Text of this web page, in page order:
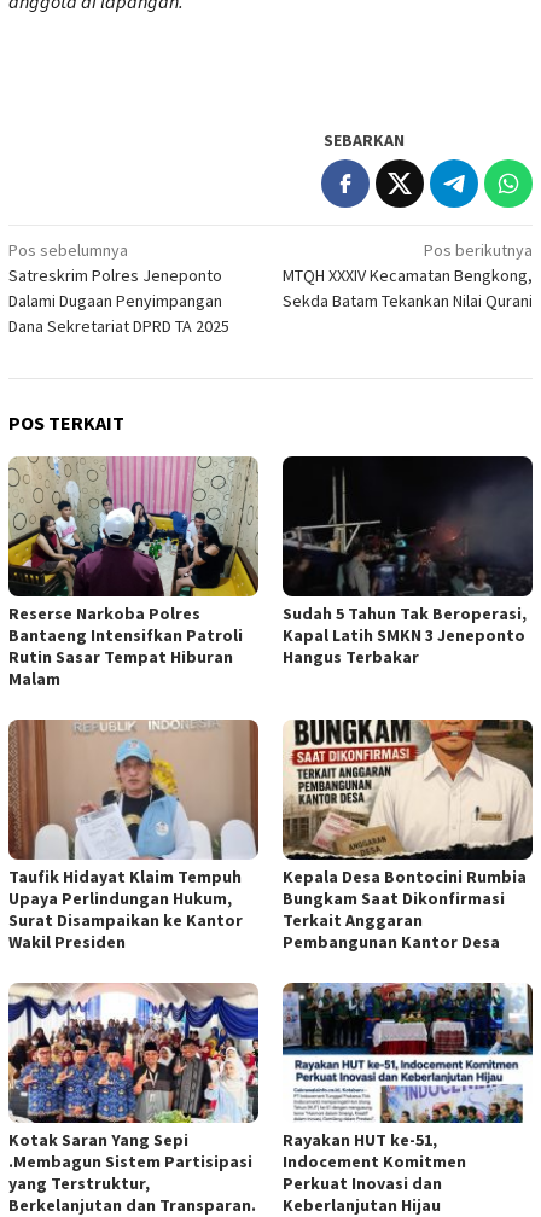
SEBARKAN
Navigasi
pos
Pos sebelumnya
Satreskrim Polres Jeneponto
Dalami Dugaan Penyimpangan
Dana Sekretariat DPRD TA 2025
Pos berikutnya
MTQH XXXIV Kecamatan Bengkong,
Sekda Batam Tekankan Nilai Qurani
POS TERKAIT
Reserse Narkoba Polres
Bantaeng Intensifkan Patroli
Rutin Sasar Tempat Hiburan
Malam
Sudah 5 Tahun Tak Beroperasi,
Kapal Latih SMKN 3 Jeneponto
Hangus Terbakar
Taufik Hidayat Klaim Tempuh
Upaya Perlindungan Hukum,
Surat Disampaikan ke Kantor
Wakil Presiden
Kepala Desa Bontocini Rumbia
Bungkam Saat Dikonfirmasi
Terkait Anggaran
Pembangunan Kantor Desa
Kotak Saran Yang Sepi
.Membagun Sistem Partisipasi
yang Terstruktur,
Berkelanjutan dan Transparan.
Rayakan HUT ke-51,
Indocement Komitmen
Perkuat Inovasi dan
Keberlanjutan Hijau